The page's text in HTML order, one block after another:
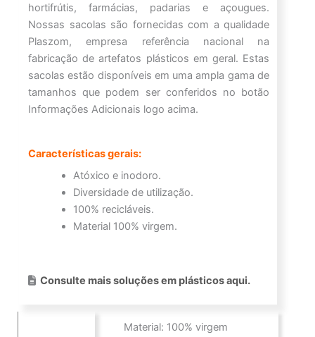
hortifrútis, farmácias, padarias e açougues.
Nossas sacolas são fornecidas com a qualidade
Plaszom, empresa referência nacional na
fabricação de artefatos plásticos em geral. Estas
sacolas estão disponíveis em uma ampla gama de
tamanhos que podem ser conferidos no botão
Informações Adicionais logo acima.
Características gerais:
Atóxico e inodoro.
Diversidade de utilização.
100% recicláveis.
Material 100% virgem.
Consulte mais soluções em plásticos aqui.
Material: 100% virgem